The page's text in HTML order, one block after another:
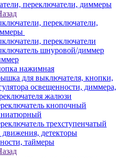
переключатели, диммеры
переключатели,
переключатели
шнуровой/диммер
нажимная
для выключателя, кнопки,
освещенности, диммера,
жалюзи
кнопочный
трехступенчатый
движения, детекторы
таймеры